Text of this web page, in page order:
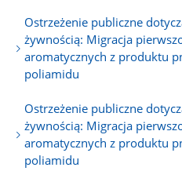
Ostrzeżenie publiczne
żywnością: Migracja
aromatycznych z produktu
poliamidu
Ostrzeżenie publiczne
żywnością: Migracja
aromatycznych z produktu
poliamidu